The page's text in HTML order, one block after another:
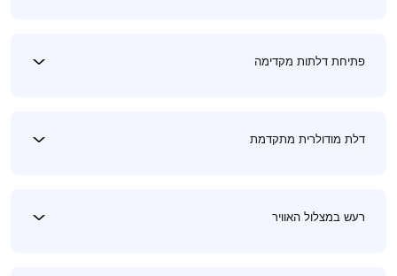
פתיחת דלתות מקדימה
דלת מודולרית מתקדמת
רעש במצלול האוויר